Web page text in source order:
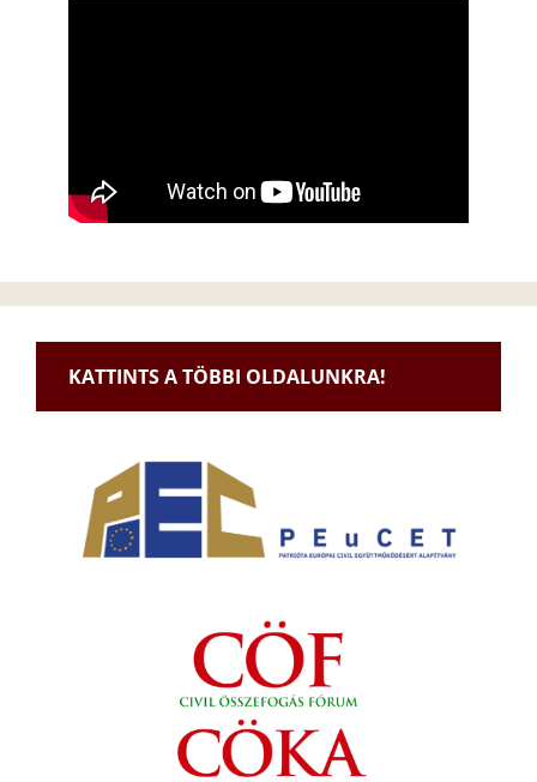
KATTINTS A TÖBBI OLDALUNKRA!